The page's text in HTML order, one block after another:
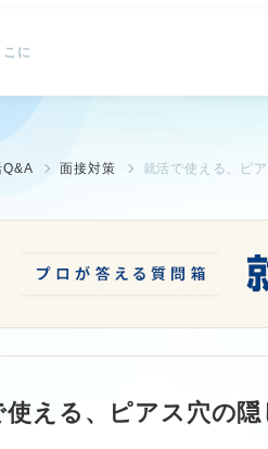
に
Q&A 面接対策 就活で使える、ピ
使える、ピアス穴の隠